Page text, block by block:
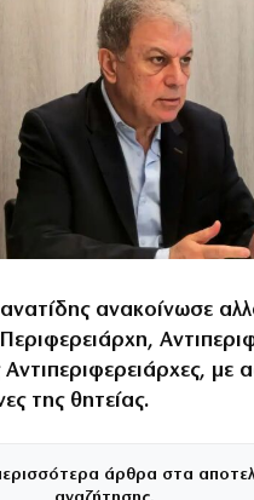
ανακοίνωσε
Αντιπεριφερειάρχες, με
της θητείας.
άρθρα στα